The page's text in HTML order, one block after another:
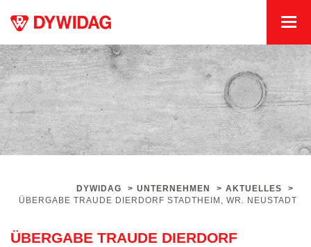
DYWIDAG > UNTERNEHMEN > AKTUELLES
>
ÜBERGABE TRAUDE DIERDORF STADTHEIM, WR. NEUSTADT
ÜBERGABE TRAUDE DIERDORF